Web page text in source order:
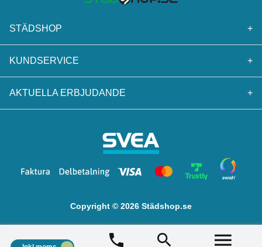
STÄDSHOP +
KUNDSERVICE +
AKTUELLA ERBJUDANDE +
Copyright © 2026 Städshop.se